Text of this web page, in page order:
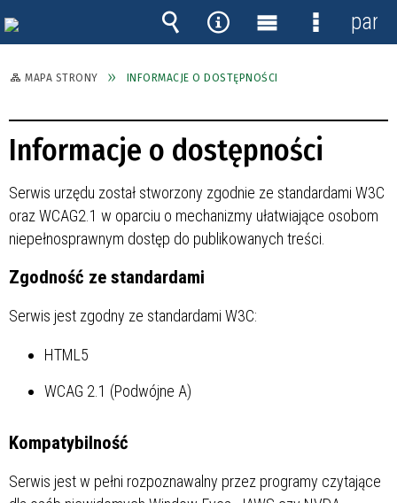
MAPA STRONY INFORMACJE O DOSTĘPNOŚCI
Informacje o dostępności
Serwis urzędu został stworzony zgodnie ze standardami W3C
oraz WCAG2.1 w oparciu o mechanizmy ułatwiające osobom
niepełnosprawnym dostęp do publikowanych treści.
Zgodność ze standardami
Serwis jest zgodny ze standardami W3C:
HTML5
WCAG 2.1 (Podwójne A)
Kompatybilność
Serwis jest w pełni rozpoznawalny przez programy czytające
Wyszukiwarka
Narzędzia
Menu
główne
Menu
panel